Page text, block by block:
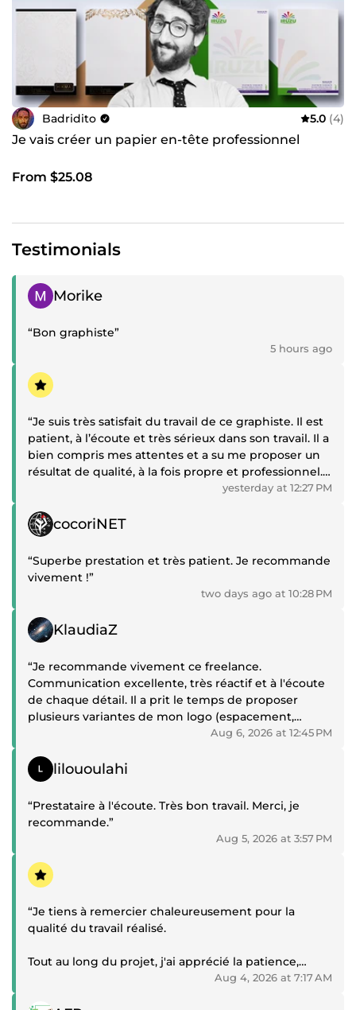
Badridito 5.0 (4)
Je vais créer un papier en-tête professionnel
From $25.08
Testimonials
Positive review
Morike
“Bon graphiste”
5 hours ago
Positive review
“Je suis très satisfait du travail de ce graphiste. Il est
patient, à l’écoute et très sérieux dans son travail. Il a
bien compris mes attentes et a su me proposer un
résultat de qualité, à la fois propre et professionnel.
Je recommande vivement ses services.”yesterday at 12:27 PM
Positive review
cocoriNET
“Superbe prestation et très patient. Je recommande
vivement !”
two days ago at 10:28 PM
Positive review
KlaudiaZ
“Je recommande vivement ce freelance.
Communication excellente, très réactif et à l'écoute
de chaque détail. Il a prit le temps de proposer
plusieurs variantes de mon logo (espacement,
crénage), de répondre à toutes mes questions et
beaucoup de professionnalisme.”
Aug 6, 2026 at 12:45 PM
Positive review
lilououlahi
“Prestataire à l'écoute. Très bon travail. Merci, je
recommande.”
Aug 5, 2026 at 3:57 PM
Positive review
“Je tiens à remercier chaleureusement pour la
qualité du travail réalisé.
Tout au long du projet, j'ai apprécié la patience,
l'écoute et la disponibilité. Les échanges ont
Aug 4, 2026 at 7:17 AM